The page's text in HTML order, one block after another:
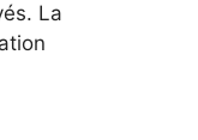
La